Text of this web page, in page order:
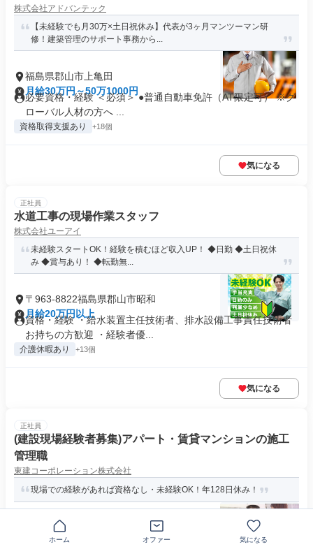
株式会社アドバンテック
【未経験でも月30万×土日祝休み】代表が3ヶ月マンツーマン研
修！建築管理のサポート事務から...
福島県郡山市上亀田
月給30万円～50万1000円
必要資格・経験 ＜必須＞ ●普通自動車免許（AT限定可） ※グ
ローバル人材の方へ ...
資格取得支援あり +18個
気になる
正社員
水道工事の現場作業スタッフ
株式会社ユーアイ
未経験スタートOK！経験を積むほど収入UP！ ◆日勤 ◆土日祝休
み ◆賞与あり！ ◆転勤無...
〒963-8822福島県郡山市昭和
月給20万円以上
資格・経験 ・給水装置主任技術者、排水設備工事責任技術者
お持ちの方歓迎 ・経験者優...
介護休暇あり +13個
気になる
正社員
(建設現場経験者募集)アパート・賃貸マンションの施工
管理職
東建コーポレーション株式会社
現場での経験があれば資格なし・未経験OK！年128日休み！
福島県郡山市日和田町字原
月給22万円～29万円
ホーム オファー 気になる